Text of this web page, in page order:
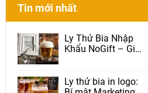
Tin mới nhất
Ly Thử Bia Nhập
Khẩu NoGift – Giải
Dùng
Ly thử bia in logo: